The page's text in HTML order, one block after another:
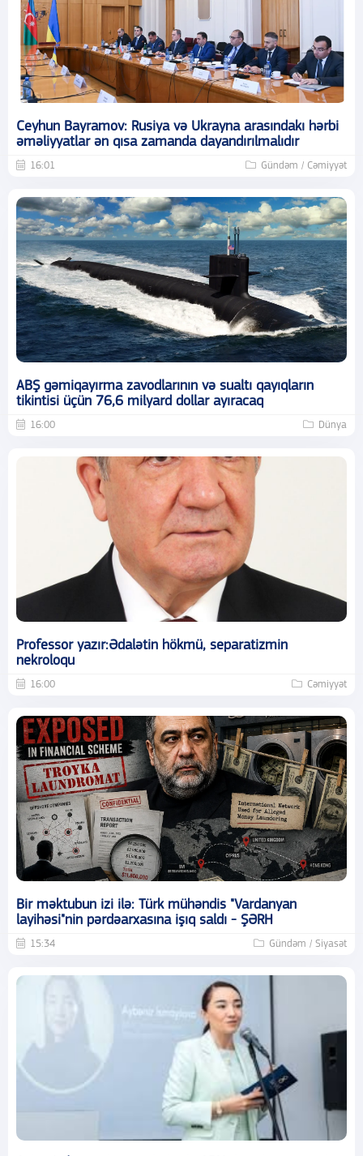
Ceyhun Bayramov: Rusiya və Ukrayna arasındakı hərbi
əməliyyatlar ən qısa zamanda dayandırılmalıdır
16:01 Gündəm / Cəmiyyət
ABŞ gəmiqayırma zavodlarının və sualtı qayıqların
tikintisi üçün 76,6 milyard dollar ayıracaq
16:00 Dünya
Professor yazır:Ədalətin hökmü, separatizmin
nekroloqu
16:00 Cəmiyyət
Bir məktubun izi ilə: Türk mühəndis "Vardanyan
layihəsi"nin pərdəarxasına işıq saldı - ŞƏRH
15:34 Gündəm / Siyasət